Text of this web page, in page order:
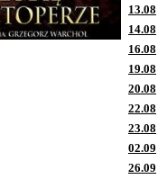
13.08
14.08
16.08
19.08
20.08
22.08
23.08
02.09
26.09